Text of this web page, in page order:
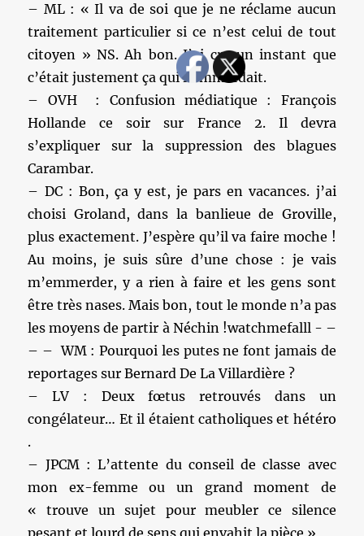
– ML : « Il va de soi que je ne réclame aucun
traitement particulier si ce n’est celui de tout
citoyen » NS. Ah bon. J’ai cru un instant que
c’était justement ça qui l’emmerdait.
– OVH : Confusion médiatique : François
Hollande ce soir sur France 2. Il devra
s’expliquer sur la suppression des blagues
Carambar.
– DC : Bon, ça y est, je pars en vacances. j’ai
choisi Groland, dans la banlieue de Groville,
plus exactement. J’espère qu’il va faire moche !
Au moins, je suis sûre d’une chose : je vais
m’emmerder, y a rien à faire et les gens sont
être très nases. Mais bon, tout le monde n’a pas
les moyens de partir à Néchin !watchmefalll ‏- –
– – WM : Pourquoi les putes ne font jamais de
reportages sur Bernard De La Villardière ?
– LV : Deux fœtus retrouvés dans un
congélateur… Et il étaient catholiques et hétéro
.
– JPCM : L’attente du conseil de classe avec
mon ex-femme ou un grand moment de
« trouve un sujet pour meubler ce silence